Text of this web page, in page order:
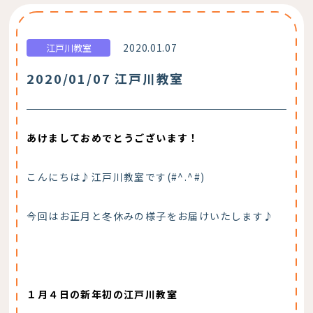
江戸川教室 2020.01.07
2020/01/07 江戸川教室
あけましておめでとうございます！
こんにちは♪江戸川教室です(#^.^#)
今回はお正月と冬休みの様子をお届けいたします♪
１月４日の新年初の江戸川教室